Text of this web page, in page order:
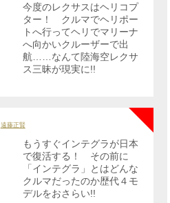
今度のレクサスはヘリコプ
ター！ クルマでヘリポー
トへ行ってヘリでマリーナ
へ向かいクルーザーで出
航……なんて陸海空レクサ
ス三昧が現実に!!
遠藤正賢
もうすぐインテグラが日本
で復活する！ その前に
「インテグラ」とはどんな
クルマだったのか歴代４モ
デルをおさらい!!